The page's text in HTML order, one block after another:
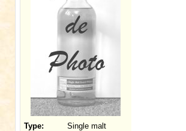
Type:
Single malt